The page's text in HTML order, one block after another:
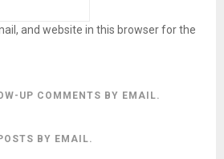
and website in this browser for the
UP COMMENTS BY EMAIL.
BY EMAIL.